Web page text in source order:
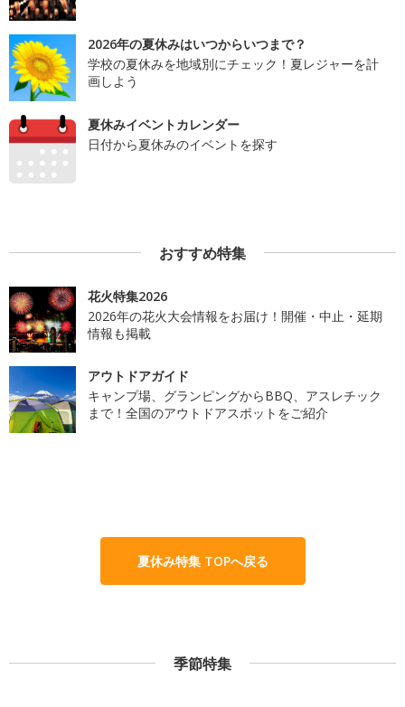
2026年の夏休みはいつからいつまで？
学校の夏休みを地域別にチェック！夏レジャーを計
画しよう
夏休みイベントカレンダー
日付から夏休みのイベントを探す
おすすめ特集
花火特集2026
2026年の花火大会情報をお届け！開催・中止・延期
情報も掲載
アウトドアガイド
キャンプ場、グランピングからBBQ、アスレチック
まで！全国のアウトドアスポットをご紹介
夏休み特集 TOPへ戻る
季節特集